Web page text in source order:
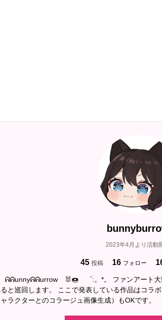
2023年4月より活動
45 投稿 16 フォロー
ᕱᕱunnyᕱᕱurrow 🐰🍩 ゜:。*。 ファンアート大
と巡回します。 ここで発表している作品はコラ
ラクターとのコラージュ画像生成）もOKです。